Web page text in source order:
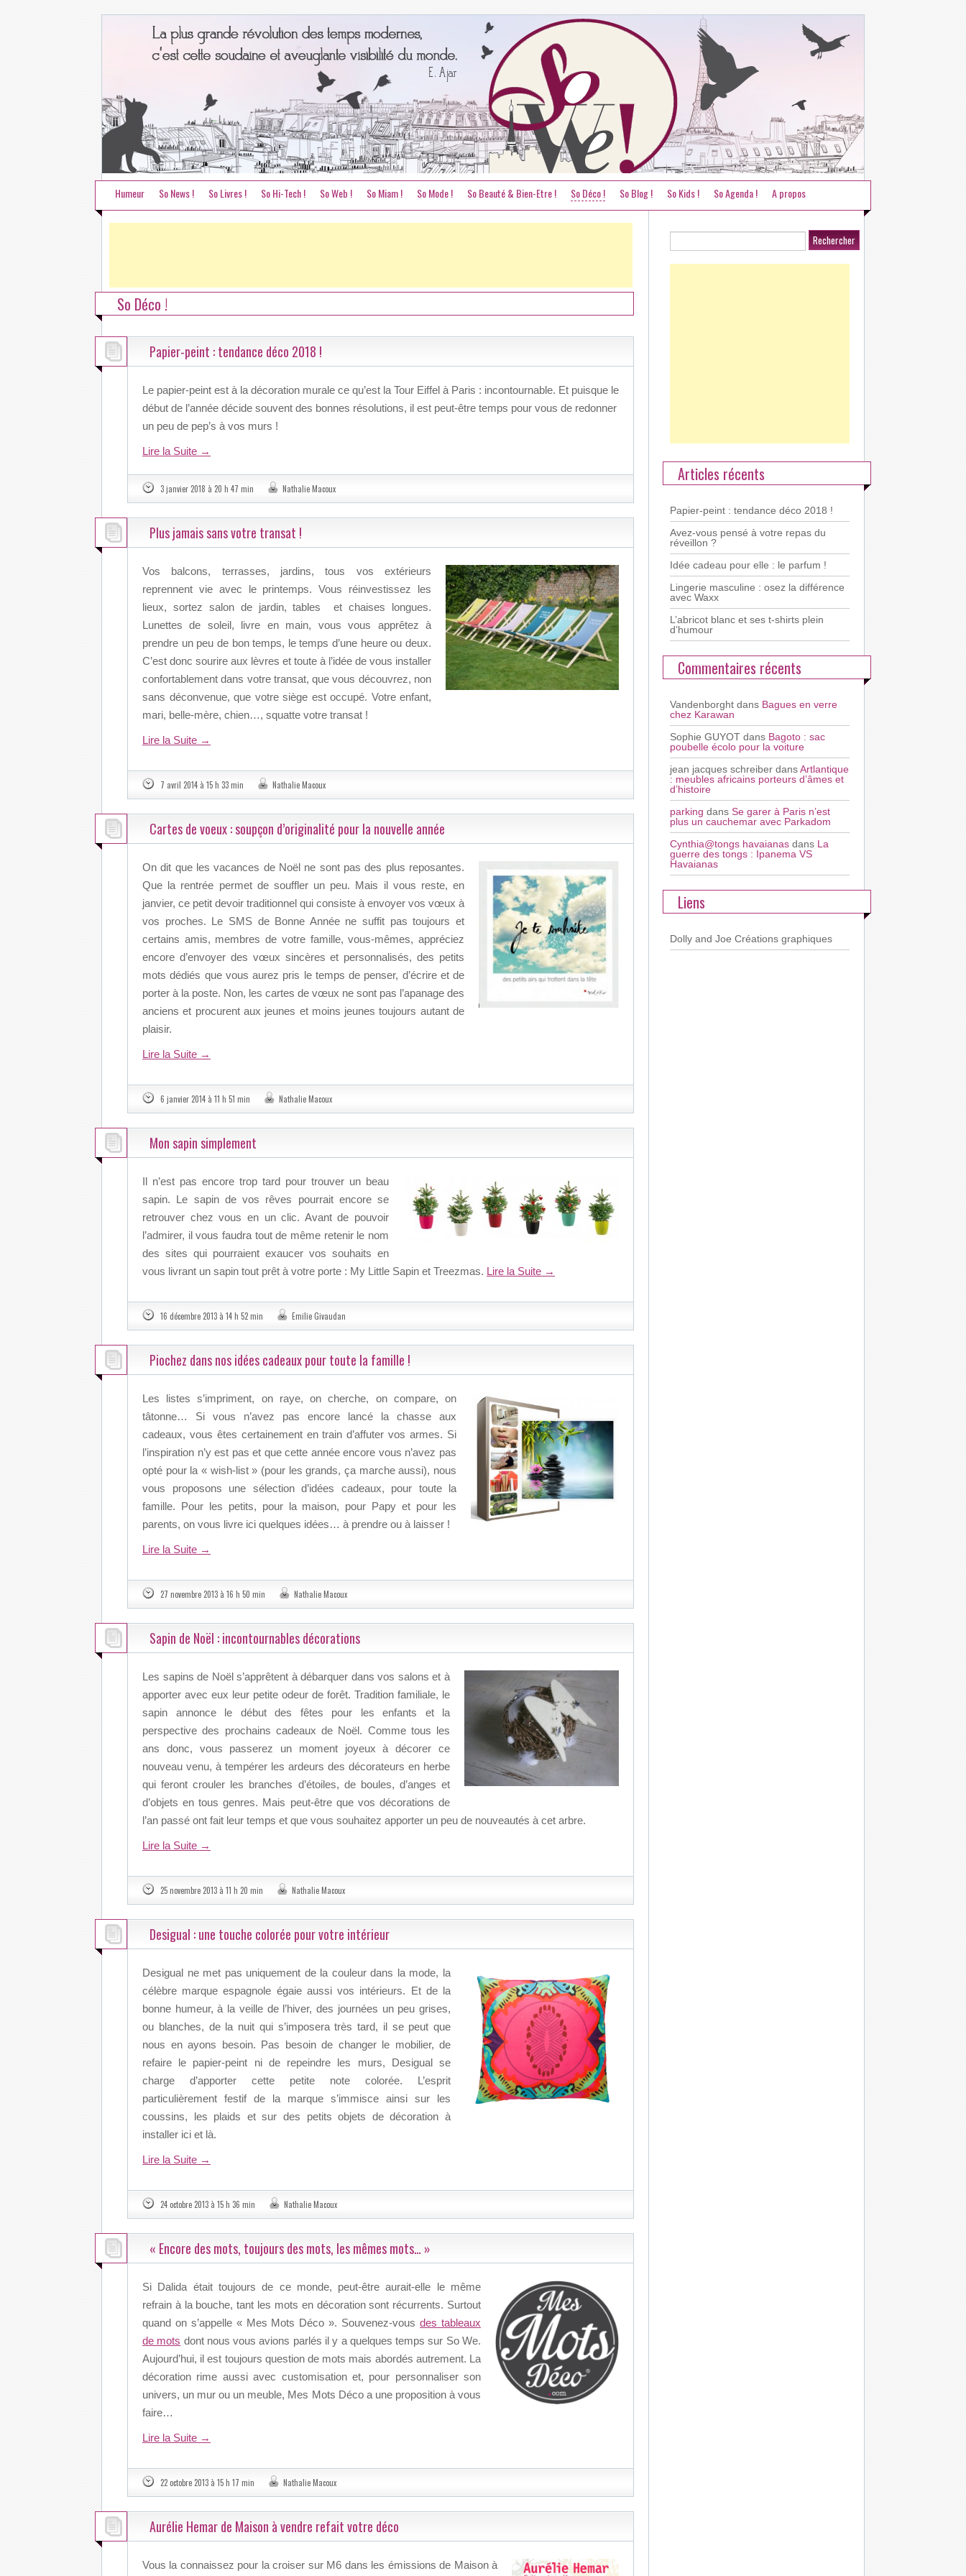
Humeur So News ! So Livres ! So Hi-Tech ! So Web ! So Miam ! So Mode ! So Beauté & Bien-Etre ! So Déco ! So Blog ! So Kids ! So Agenda ! A propos
So Déco !
Papier-peint : tendance déco 2018 !
Le papier-peint est à la décoration murale ce qu’est la Tour Eiffel à Paris : incontournable. Et puisque le
début de l’année décide souvent des bonnes résolutions, il est peut-être temps pour vous de redonner
un peu de pep’s à vos murs !
Lire la Suite →
3 janvier 2018 à 20 h 47 min Nathalie Macoux
Plus jamais sans votre transat !
Vos balcons, terrasses, jardins, tous vos extérieurs
reprennent vie avec le printemps. Vous réinvestissez les
lieux, sortez salon de jardin, tables et chaises longues.
Lunettes de soleil, livre en main, vous vous apprêtez à
prendre un peu de bon temps, le temps d’une heure ou deux.
C’est donc sourire aux lèvres et toute à l’idée de vous installer
confortablement dans votre transat, que vous découvrez, non
sans déconvenue, que votre siège est occupé. Votre enfant,
mari, belle-mère, chien…, squatte votre transat !
Lire la Suite →
7 avril 2014 à 15 h 33 min Nathalie Macoux
Cartes de voeux : soupçon d’originalité pour la nouvelle année
On dit que les vacances de Noël ne sont pas des plus reposantes.
Que la rentrée permet de souffler un peu. Mais il vous reste, en
janvier, ce petit devoir traditionnel qui consiste à envoyer vos vœux à
vos proches. Le SMS de Bonne Année ne suffit pas toujours et
certains amis, membres de votre famille, vous-mêmes, appréciez
encore d’envoyer des vœux sincères et personnalisés, des petits
mots dédiés que vous aurez pris le temps de penser, d’écrire et de
porter à la poste. Non, les cartes de vœux ne sont pas l’apanage des
anciens et procurent aux jeunes et moins jeunes toujours autant de
plaisir.
Lire la Suite →
6 janvier 2014 à 11 h 51 min Nathalie Macoux
Mon sapin simplement
Il n’est pas encore trop tard pour trouver un beau
sapin. Le sapin de vos rêves pourrait encore se
retrouver chez vous en un clic. Avant de pouvoir
l’admirer, il vous faudra tout de même retenir le nom
des sites qui pourraient exaucer vos souhaits en
vous livrant un sapin tout prêt à votre porte : My Little Sapin et Treezmas. Lire la Suite →
16 décembre 2013 à 14 h 52 min Emilie Givaudan
Piochez dans nos idées cadeaux pour toute la famille !
Les listes s’impriment, on raye, on cherche, on compare, on
tâtonne… Si vous n’avez pas encore lancé la chasse aux
cadeaux, vous êtes certainement en train d’affuter vos armes. Si
l’inspiration n’y est pas et que cette année encore vous n’avez pas
opté pour la « wish-list » (pour les grands, ça marche aussi), nous
vous proposons une sélection d’idées cadeaux, pour toute la
famille. Pour les petits, pour la maison, pour Papy et pour les
parents, on vous livre ici quelques idées… à prendre ou à laisser !
Lire la Suite →
27 novembre 2013 à 16 h 50 min Nathalie Macoux
Sapin de Noël : incontournables décorations
Les sapins de Noël s’apprêtent à débarquer dans vos salons et à
apporter avec eux leur petite odeur de forêt. Tradition familiale, le
sapin annonce le début des fêtes pour les enfants et la
perspective des prochains cadeaux de Noël. Comme tous les
ans donc, vous passerez un moment joyeux à décorer ce
nouveau venu, à tempérer les ardeurs des décorateurs en herbe
qui feront crouler les branches d’étoiles, de boules, d’anges et
d’objets en tous genres. Mais peut-être que vos décorations de
l’an passé ont fait leur temps et que vous souhaitez apporter un peu de nouveautés à cet arbre.
Lire la Suite →
25 novembre 2013 à 11 h 20 min Nathalie Macoux
Desigual : une touche colorée pour votre intérieur
Desigual ne met pas uniquement de la couleur dans la mode, la
célèbre marque espagnole égaie aussi vos intérieurs. Et de la
bonne humeur, à la veille de l’hiver, des journées un peu grises,
ou blanches, de la nuit qui s’imposera très tard, il se peut que
nous en ayons besoin. Pas besoin de changer le mobilier, de
refaire le papier-peint ni de repeindre les murs, Desigual se
charge d’apporter cette petite note colorée. L’esprit
particulièrement festif de la marque s’immisce ainsi sur les
coussins, les plaids et sur des petits objets de décoration à
installer ici et là.
Lire la Suite →
24 octobre 2013 à 15 h 36 min Nathalie Macoux
« Encore des mots, toujours des mots, les mêmes mots… »
Si Dalida était toujours de ce monde, peut-être aurait-elle le même
refrain à la bouche, tant les mots en décoration sont récurrents. Surtout
quand on s’appelle « Mes Mots Déco ». Souvenez-vousdes tableaux
de mots dont nous vous avions parlés il y a quelques temps sur So We.
Aujourd’hui, il est toujours question de mots mais abordés autrement. La
décoration rime aussi avec customisation et, pour personnaliser son
univers, un mur ou un meuble, Mes Mots Déco a une proposition à vous
faire…
Lire la Suite →
22 octobre 2013 à 15 h 17 min Nathalie Macoux
Aurélie Hemar de Maison à vendre refait votre déco
Vous la connaissez pour la croiser sur M6 dans les émissions de Maison à
Articles récents
Papier-peint : tendance déco 2018 !
Avez-vous pensé à votre repas du
réveillon ?
Idée cadeau pour elle : le parfum !
Lingerie masculine : osez la différence
avec Waxx
L’abricot blanc et ses t-shirts plein
d’humour
Commentaires récents
Vandenborght dans Bagues en verre
chez Karawan
Sophie GUYOT dans Bagoto : sac
poubelle écolo pour la voiture
jean jacques schreiber dansArtlantique
: meubles africains porteurs d’âmes et
d’histoire
parking dans Se garer à Paris n’est
plus un cauchemar avec Parkadom
Cynthia@tongs havaianas dans La
guerre des tongs : Ipanema VS
Havaianas
Liens
Dolly and Joe Créations graphiques